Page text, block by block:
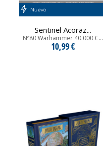
Nuevo
Sentinel Acoraz...
Nº80 Warhammer 40.000 C...
10,99 €